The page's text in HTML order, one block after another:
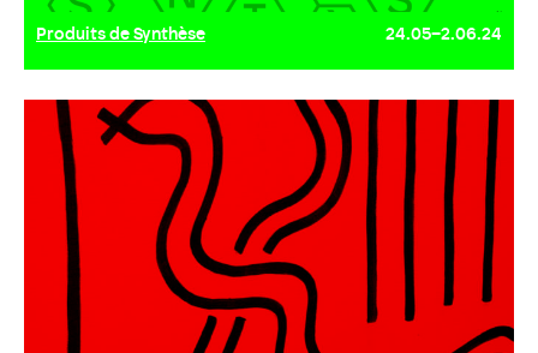
Produits de Synthèse 24.05–2.06.24